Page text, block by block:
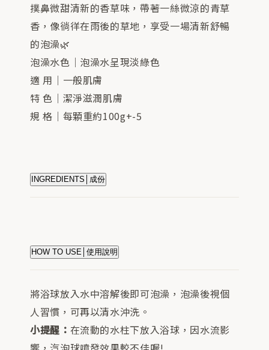
撲鼻微甜清新的香草味，帶著一絲微涼的青草
香，像徜徉在雨後的草地，享受一場清新舒暢
的泡澡🌿
泡澡水色｜泡澡水呈現淡綠色
適 用｜一般肌膚
特 色｜潔淨滋潤肌膚
規 格｜每顆重約100g+-5
INGREDIENTS│成份
HOW TO USE│使用說明
將浴球放入水中溶解後即可泡澡，泡澡後視個
人習慣，可再以清水沖洗。
小提醒： 在流動的水柱下放入浴球，因水流影